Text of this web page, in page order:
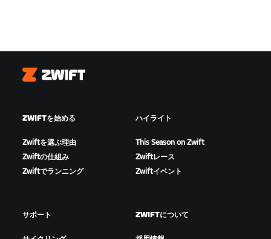
Zwift
ZWIFTを始める
Zwiftを選ぶ理由
Zwiftの仕組み
Zwiftでランニング
ハイライト
This Season on Zwift
Zwiftレース
Zwiftイベント
サポート ZWIFTについて